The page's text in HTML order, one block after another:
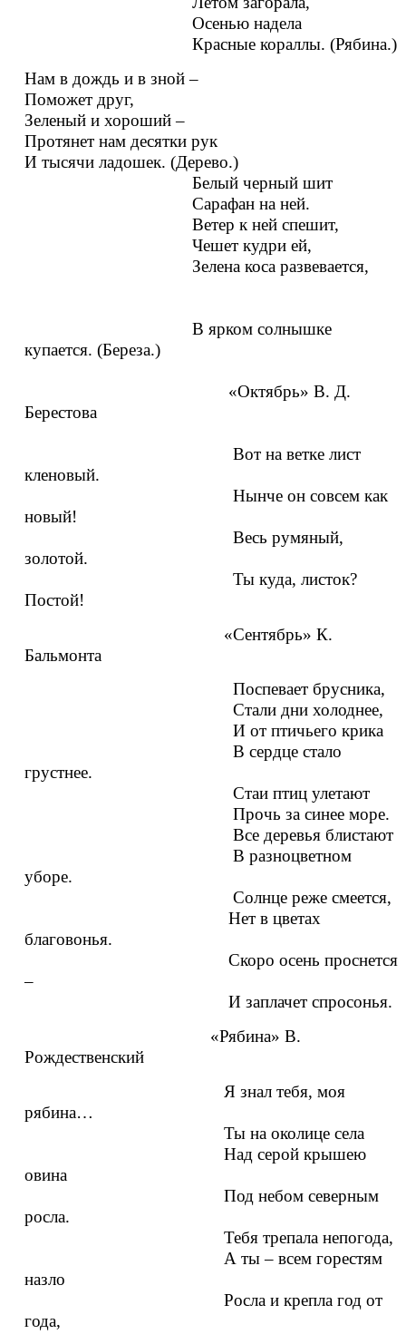
Осенью надела
Красные кораллы. (Рябина.)
Нам в дождь и в зной –
Поможет друг,
Зеленый и хороший –
Протянет нам десятки рук
И тысячи ладошек. (Дерево.)
Белый черный шит
Сарафан на ней.
Ветер к ней спешит,
Чешет кудри ей,
Зелена коса развевается,
В ярком солнышке
купается. (Береза.)
«Октябрь» В. Д.
Берестова
Вот на ветке лист
кленовый.
Нынче он совсем как
новый!
Весь румяный,
золотой.
Ты куда, листок?
Постой!
«Сентябрь» К.
Бальмонта
Поспевает брусника,
Стали дни холоднее,
И от птичьего крика
В сердце стало
грустнее.
Стаи птиц улетают
Прочь за синее море.
Все деревья блистают
В разноцветном
уборе.
Солнце реже смеется,
Нет в цветах
благовонья.
Скоро осень проснется
–
И заплачет спросонья.
«Рябина» В.
Рождественский
Я знал тебя, моя
рябина…
Ты на околице села
Над серой крышею
овина
Под небом северным
росла.
Тебя трепала непогода,
А ты – всем горестям
назло
Росла и крепла год от
года,